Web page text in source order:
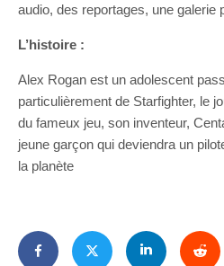
audio, des reportages, une galerie
L’histoire :
Alex Rogan est un adolescent
particulièrement de Starfighter, le
du fameux jeu, son inventeur,
jeune garçon qui deviendra un
la planète